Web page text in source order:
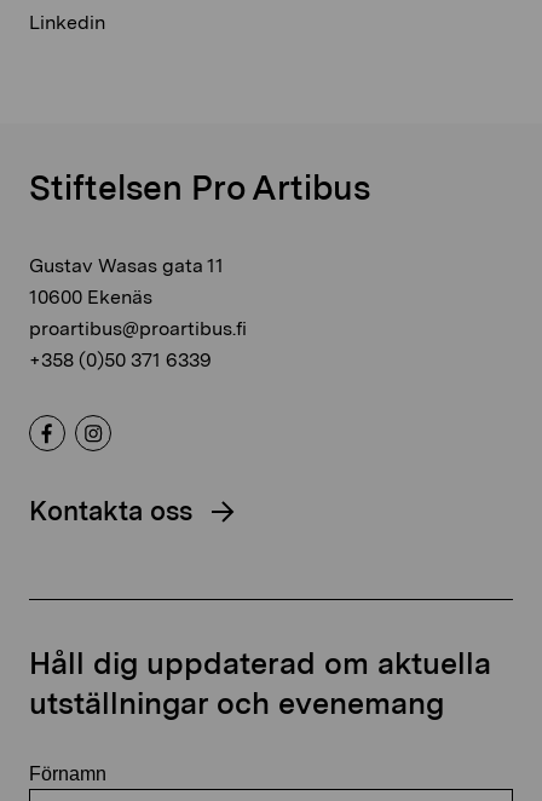
Linkedin
Stiftelsen Pro Artibus
Gustav Wasas gata 11
10600 Ekenäs
proartibus@proartibus.fi
+358 (0)50 371 6339
Kontakta oss
Håll dig uppdaterad om aktuella
utställningar och evenemang
Förnamn